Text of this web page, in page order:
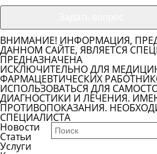
ВНИМАНИЕ! ИНФОРМАЦИЯ,
ДАННОМ САЙТЕ, ЯВЛЯЕТСЯ
ПРЕДНАЗНАЧЕНА
ИСКЛЮЧИТЕЛЬНО ДЛЯ
ФАРМАЦЕВТИЧЕСКИХ
ИСПОЛЬЗОВАТЬСЯ ДЛЯ
ДИАГНОСТИКИ И ЛЕЧЕНИЯ.
ПРОТИВОПОКАЗАНИЯ.
СПЕЦИАЛИСТА
Новости
Статьи
Услуги